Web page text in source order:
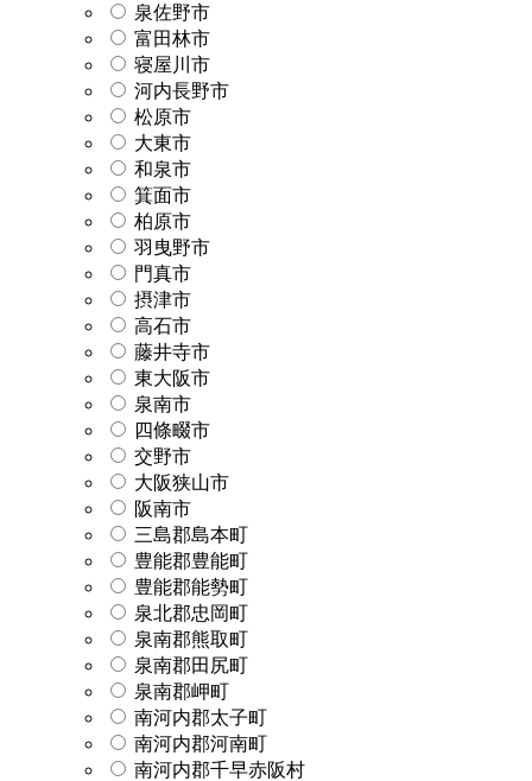
泉佐野市
富田林市
寝屋川市
河内長野市
松原市
大東市
和泉市
箕面市
柏原市
羽曳野市
門真市
摂津市
高石市
藤井寺市
東大阪市
泉南市
四條畷市
交野市
大阪狭山市
阪南市
三島郡島本町
豊能郡豊能町
豊能郡能勢町
泉北郡忠岡町
泉南郡熊取町
泉南郡田尻町
泉南郡岬町
南河内郡太子町
南河内郡河南町
南河内郡千早赤阪村